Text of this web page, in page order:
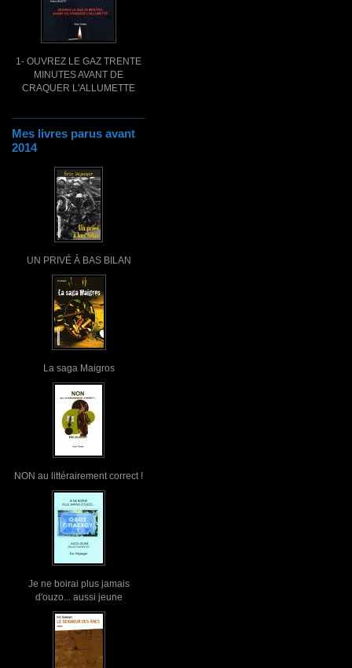
1- OUVREZ LE GAZ TRENTE
MINUTES AVANT DE
CRAQUER L'ALLUMETTE
Mes livres parus avant
2014
UN PRIVÉ À BAS BILAN
La saga Maigros
NON au littérairement correct !
Je ne boirai plus jamais
d'ouzo... aussi jeune